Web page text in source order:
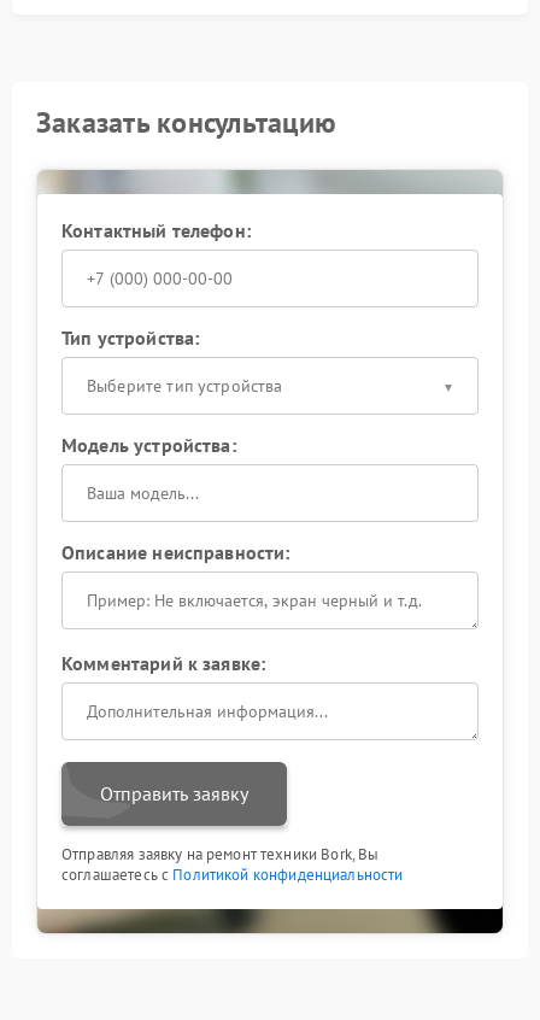
Заказать консультацию
Контактный телефон:
Тип устройства:
Выберите тип устройства
Модель устройства:
Описание неисправности:
Комментарий к заявке:
Отправить заявку
Отправляя заявку на ремонт техники Bork, Вы
соглашаетесь с Политикой конфиденциальности